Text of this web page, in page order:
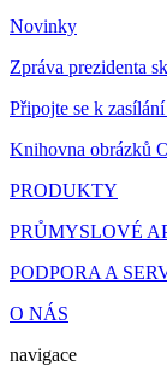
Novinky
Zpráva prezidenta
Připojte se k
Knihovna obrázků
PRODUKTY
PRŮMYSLOVÉ
PODPORA A
O NÁS
navigace